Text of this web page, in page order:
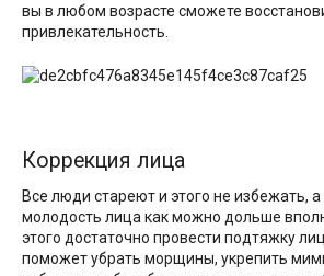
вы в любом возрасте сможете
привлекательность.
Коррекция лица
Все люди стареют и этого не избежать, а
молодость лица как можно дольше
этого достаточно провести подтяжку
поможет убрать морщины, укрепить